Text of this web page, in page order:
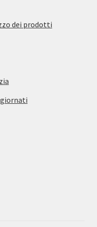
dei prodotti